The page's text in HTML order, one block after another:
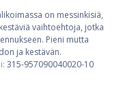
on messinkisiä,
vaihtoehtoja, jotka
Pieni mutta
ja kestävän.
315-957090040020-10